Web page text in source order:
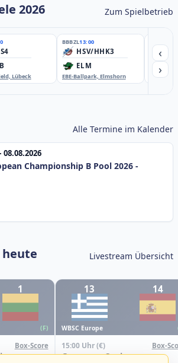
2026 Zum Spielbetrieb
Lübeck
BBBZL13:00
HSV/HHK3
ELM
EBE-Ballpark, Elmshorn
‹
›
Alle Termine im Kalender
08.08.2026
Championship B Pool 2026 -
heute Livestream Übersicht
1
(F)
Box-Score
13 14
WBSC Europe
15:00 Uhr(€) Box-
Greece vs. Spain